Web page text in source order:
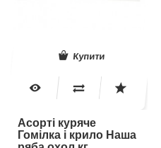
Купити
Асорті куряче
Гомілка і крило Наша